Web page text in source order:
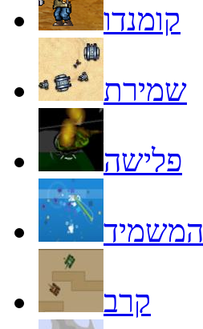
קומנדו
שמירת
פלישה
המשמיד
קרב